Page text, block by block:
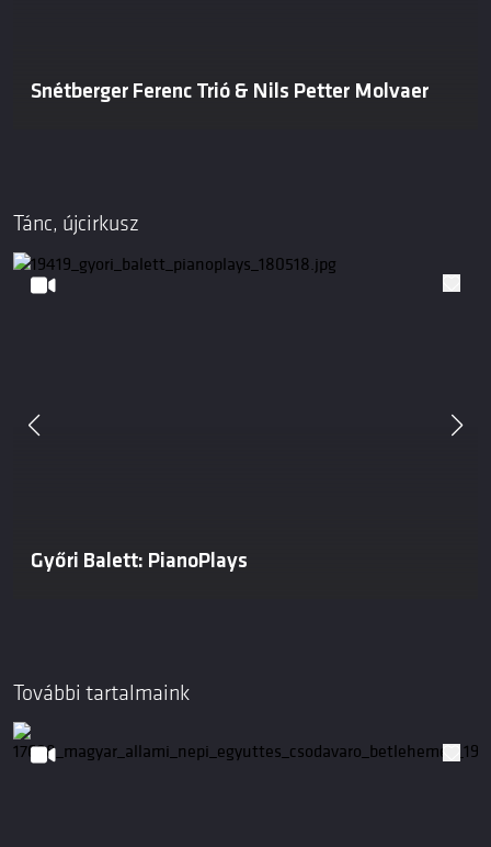
Snétberger Ferenc Trió & Nils Petter Molvaer
Tánc, újcirkusz
Győri Balett: PianoPlays
További tartalmaink